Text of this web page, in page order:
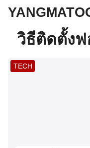
Skip
content
Search
for:วิธีติดตั้ง
TECH